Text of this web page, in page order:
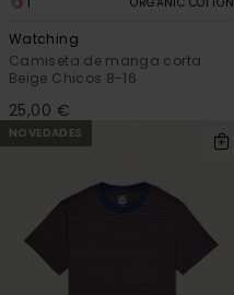
Watching
Camiseta de manga corta
Beige Chicos 8-16
25,00 €
NOVEDADES